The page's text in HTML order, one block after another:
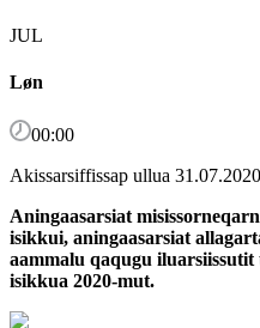
JUL
Løn
00:00
Akissarsiffissap ullua 31.07.2020
Aningaasarsiat
isikkui, aningaasarsiat
aammalu qaqugu
isikkua 2020-mut.